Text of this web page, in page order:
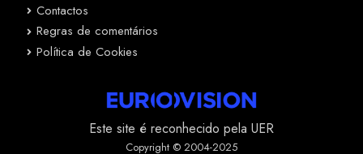
Contactos
Regras de comentários
Política de Cookies
Este site é reconhecido pela UER
Copyright © 2004-2025